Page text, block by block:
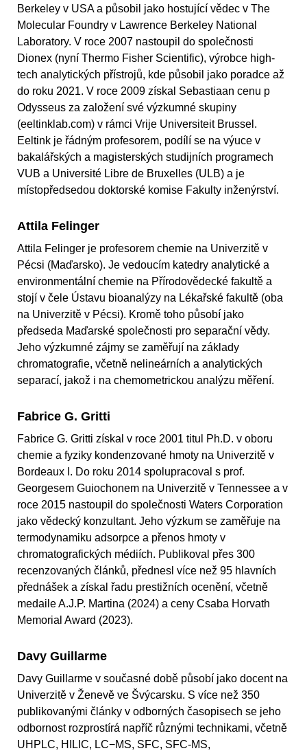
Berkeley v USA a působil jako hostující vědec v The
Molecular Foundry v Lawrence Berkeley National
Laboratory. V roce 2007 nastoupil do společnosti
Dionex (nyní Thermo Fisher Scientific), výrobce high-
tech analytických přístrojů, kde působil jako poradce až
do roku 2021. V roce 2009 získal Sebastiaan cenu p
Odysseus za založení své výzkumné skupiny
(eeltinklab.com) v rámci Vrije Universiteit Brussel.
Eeltink je řádným profesorem, podílí se na výuce v
bakalářských a magisterských studijních programech
VUB a Université Libre de Bruxelles (ULB) a je
místopředsedou doktorské komise Fakulty inženýrství.
Attila Felinger
Attila Felinger je profesorem chemie na Univerzitě v
Pécsi (Maďarsko). Je vedoucím katedry analytické a
environmentální chemie na Přírodovědecké fakultě a
stojí v čele Ústavu bioanalýzy na Lékařské fakultě (oba
na Univerzitě v Pécsi). Kromě toho působí jako
předseda Maďarské společnosti pro separační vědy.
Jeho výzkumné zájmy se zaměřují na základy
chromatografie, včetně nelineárních a analytických
separací, jakož i na chemometrickou analýzu měření.
Fabrice G. Gritti
Fabrice G. Gritti získal v roce 2001 titul Ph.D. v oboru
chemie a fyziky kondenzované hmoty na Univerzitě v
Bordeaux I. Do roku 2014 spolupracoval s prof.
Georgesem Guiochonem na Univerzitě v Tennessee a v
roce 2015 nastoupil do společnosti Waters Corporation
jako vědecký konzultant. Jeho výzkum se zaměřuje na
termodynamiku adsorpce a přenos hmoty v
chromatografických médiích. Publikoval přes 300
recenzovaných článků, přednesl více než 95 hlavních
přednášek a získal řadu prestižních ocenění, včetně
medaile A.J.P. Martina (2024) a ceny Csaba Horvath
Memorial Award (2023).
Davy Guillarme
Davy Guillarme v současné době působí jako docent na
Univerzitě v Ženevě ve Švýcarsku. S více než 350
publikovanými články v odborných časopisech se jeho
odbornost rozprostírá napříč různými technikami, včetně
UHPLC, HILIC, LC−MS, SFC, SFC-MS,